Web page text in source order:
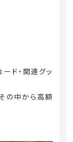
ド・関連グッ
の中から高額